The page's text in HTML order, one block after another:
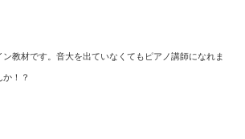
ン教材です。音大を出ていなくてもピアノ講師になれま
！？